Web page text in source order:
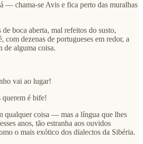
— chama-se Avis e fica perto das muralhas
boca aberta, mal refeitos do susto,
com dezenas de portugueses em redor, a
de alguma coisa.
vai ao lugar!
é bife!
qualquer coisa — mas a língua que lhes
anos, tão estranha aos ouvidos
o mais exótico dos dialectos da Sibéria.